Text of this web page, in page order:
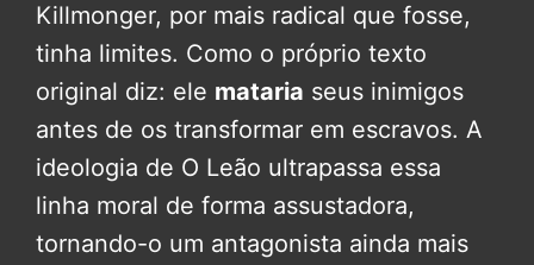
Killmonger, por mais radical que fosse,
tinha limites. Como o próprio texto
original diz: ele mataria seus inimigos
antes de os transformar em escravos. A
ideologia de O Leão ultrapassa essa
linha moral de forma assustadora,
tornando-o um antagonista ainda mais